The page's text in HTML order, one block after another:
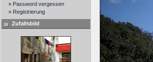
» Password vergessen
» Registrierung
Zufallsbild